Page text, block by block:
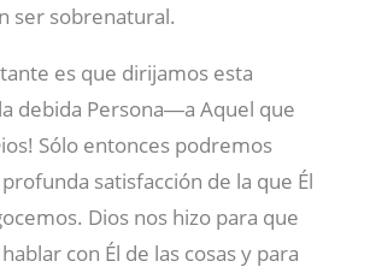
ser sobrenatural.
es que dirijamos esta
debida Persona―a Aquel que
Sólo entonces podremos
satisfacción de la que Él
Dios nos hizo para que
con Él de las cosas y para